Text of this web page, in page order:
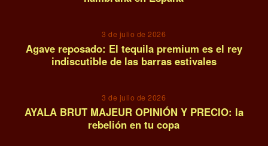
3 de julio de 2026
Agave reposado: El tequila premium es el rey
indiscutible de las barras estivales
3 de julio de 2026
AYALA BRUT MAJEUR OPINIÓN Y PRECIO: la
rebelión en tu copa